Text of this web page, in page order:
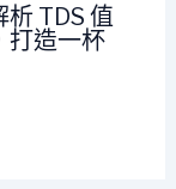
TDS 值
打造一杯